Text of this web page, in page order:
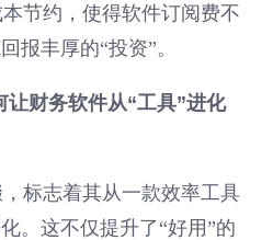
节约，使得软件订阅费不
报丰厚的“投资”。
让财务软件从“工具”进化
标志着其从一款效率工具
。这不仅提升了“好用”的